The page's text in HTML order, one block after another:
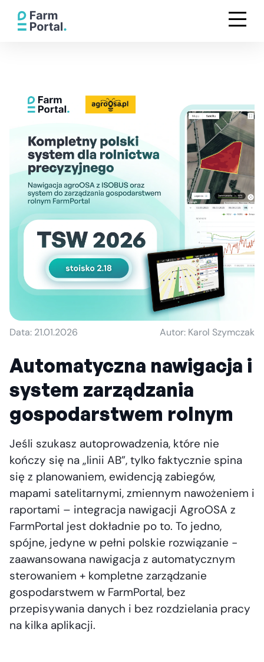
Data: 21.01.2026 Autor: Karol Szymczak
Automatyczna nawigacja i
system zarządzania
gospodarstwem rolnym
Jeśli szukasz autoprowadzenia, które nie
kończy się na „linii AB”, tylko faktycznie spina
się z planowaniem, ewidencją zabiegów,
mapami satelitarnymi, zmiennym nawożeniem i
raportami – integracja nawigacji AgroOSA z
FarmPortal jest dokładnie po to. To jedno,
spójne, jedyne w pełni polskie rozwiązanie -
zaawansowana nawigacja z automatycznym
sterowaniem + kompletne zarządzanie
gospodarstwem w FarmPortal, bez
przepisywania danych i bez rozdzielania pracy
na kilka aplikacji.